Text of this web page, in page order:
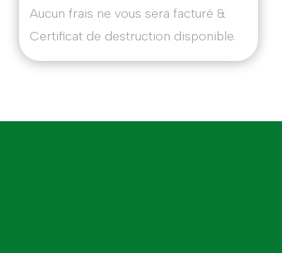
Aucun frais ne vous sera facturé &
Certificat de destruction disponible.